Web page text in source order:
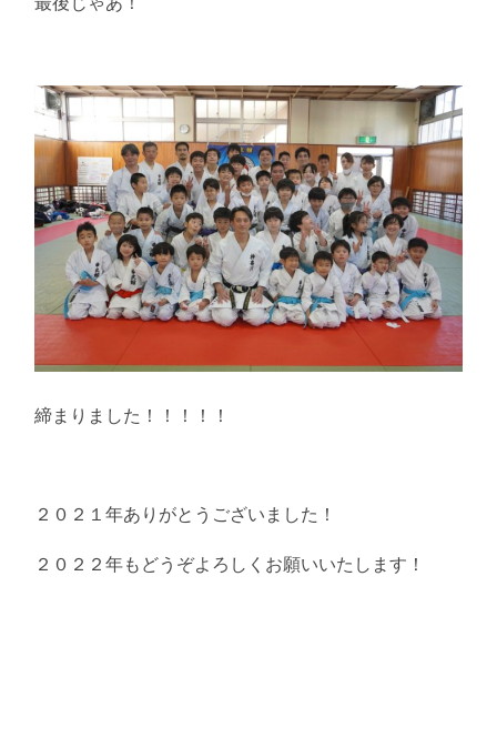
締まりました！！！！！
２０２１年ありがとうございました！
２０２２年もどうぞよろしくお願いいたします！